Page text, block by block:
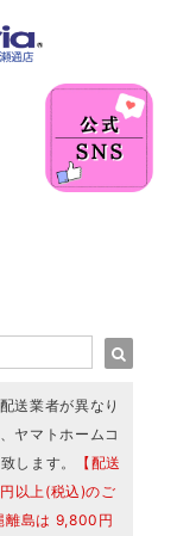
送業者が異なり
ヤマトホームコ
します。
【配送
以上(税込)のご
離島は 9,800円